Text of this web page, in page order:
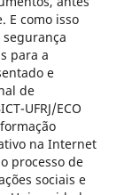
E como isso
para a
e
de
UFRJ/ECO
na Internet
processo de
sociais e